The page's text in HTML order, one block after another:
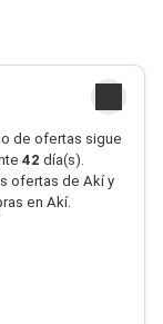
de ofertas sigue
42 día(s).
ofertas de Akí y
en Akí.